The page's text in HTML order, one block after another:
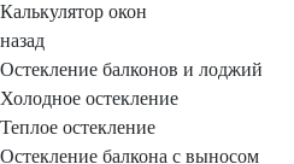
Калькулятор окон
назад
Остекление балконов и лоджий
Холодное остекление
Теплое остекление
Остекление балкона с выносом